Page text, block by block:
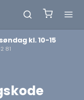
kl. 10-15
81